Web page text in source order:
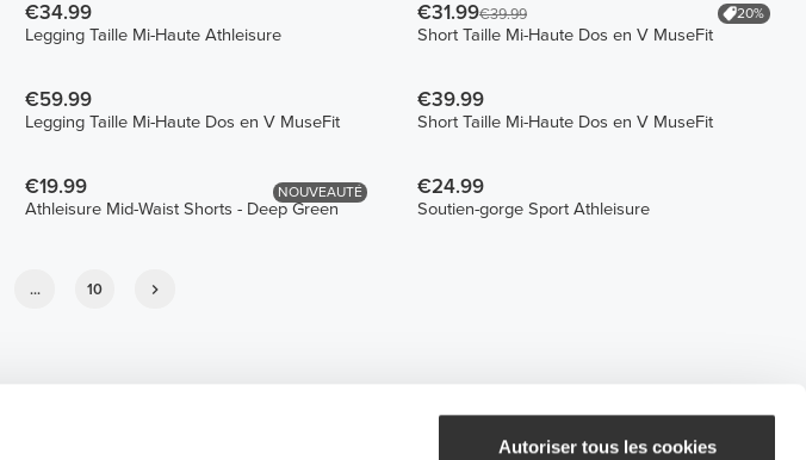
Autoriser tous les cookies
€34.99
Legging Taille Mi-Haute Athleisure
€31.99€39.99 20%
Short Taille Mi-Haute Dos en V MuseFit
€59.99
Legging Taille Mi-Haute Dos en V MuseFit
€39.99
Short Taille Mi-Haute Dos en V MuseFit
NOUVEAUTÉ
€19.99
Athleisure Mid-Waist Shorts - Deep Green
€24.99
Soutien-gorge Sport Athleisure
... 10